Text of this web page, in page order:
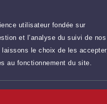
utilisateur fondée sur
et l’analyse du suivi de nos
le choix de les accepter,
au fonctionnement du site.